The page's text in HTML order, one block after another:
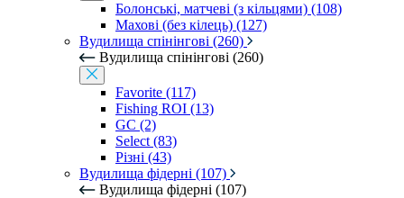
Болонські, матчеві (з кільцями) (108)
Махові (без кілець) (127)
Вудилища спінінгові (260)
Вудилища спінінгові (260)
Favorite (117)
Fishing ROI (13)
GC (2)
Select (83)
Різні (43)
Вудилища фідерні (107)
Вудилища фідерні (107)